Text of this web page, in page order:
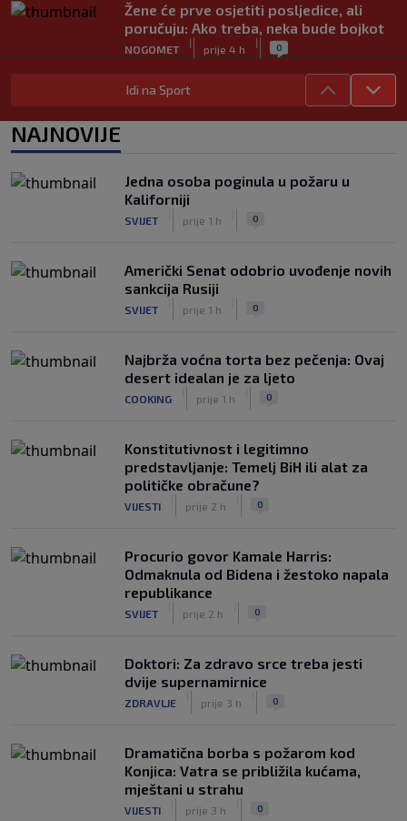
Žene će prve osjetiti posljedice, ali
poručuju: Ako treba, neka bude bojkot
NOGOMET
|
prije 4 h
| 0
Zvanično: Samed Baždar ima novi klub,
zadužio broj sa velikom "težinom"
NOGOMET prije 6 h
se pitaju gdje je i šta radi (VIDEO)
OSTALI SPORTOVI
Idi na Sport
NAJNOVIJE
Jedna osoba poginula u požaru u
Kaliforniji
SVIJET prije 1 h 0
Američki Senat odobrio uvođenje novih
sankcija Rusiji
SVIJET prije 1 h 0
Najbrža voćna torta bez pečenja: Ovaj
desert idealan je za ljeto
COOKING prije 1 h 0
Konstitutivnost i legitimno
predstavljanje: Temelj BiH ili alat za
političke obračune?
VIJESTI prije 2 h 0
Procurio govor Kamale Harris:
Odmaknula od Bidena i žestoko napala
republikance
SVIJET prije 2 h 0
Doktori: Za zdravo srce treba jesti
dvije supernamirnice
ZDRAVLJE prije 3 h 0
Dramatična borba s požarom kod
Konjica: Vatra se približila kućama,
mještani u strahu
VIJESTI prije 3 h 0